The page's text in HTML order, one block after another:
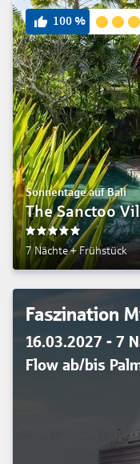
100%
Sonnentage auf Bali
The Sanctoo
7 Nächte+Frühstück
Faszination
16.03.2027 - 7
Flow ab/bis